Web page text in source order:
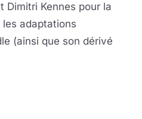
Dimitri Kennes pour la
adaptations
(ainsi que son dérivé